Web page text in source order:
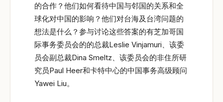
的合作？他们如何看待中国与邻国的关系和全
球化对中国的影响？他们对台海及台湾问题的
想法是什么？参与讨论这些答案的有芝加哥国
际事务委员会的的总裁Leslie Vinjamuri、该委
员会副总裁Dina Smeltz、该委员会的非住所研
究员Paul Heer和卡特中心的中国事务高级顾问
Yawei Liu。